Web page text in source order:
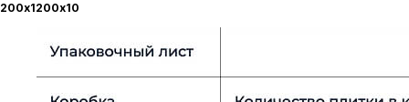
200х1200х10